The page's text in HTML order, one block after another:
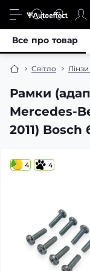
Світло
Рамки
Mercedes-
2011) Bosch
Все про товар
4 4